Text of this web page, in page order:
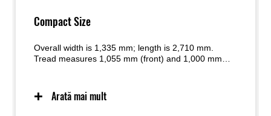
Compact Size
Overall width is 1,335 mm; length is 2,710 mm.
Tread measures 1,055 mm (front) and 1,000 mm
Arată mai mult